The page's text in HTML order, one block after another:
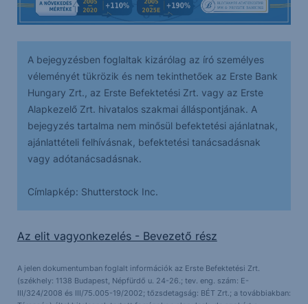
A bejegyzésben foglaltak kizárólag az író személyes
véleményét tükrözik és nem tekinthetőek az Erste Bank
Hungary Zrt., az Erste Befektetési Zrt. vagy az Erste
Alapkezelő Zrt. hivatalos szakmai álláspontjának. A
bejegyzés tartalma nem minősül befektetési ajánlatnak,
ajánlattételi felhívásnak, befektetési tanácsadásnak
vagy adótanácsadásnak.
Címlapkép: Shutterstock Inc.
Az elit vagyonkezelés - Bevezető rész
A jelen dokumentumban foglalt információk az Erste Befektetési Zrt.
(székhely: 1138 Budapest, Népfürdő u. 24-26.; tev. eng. szám: E-
III/324/2008 és III/75.005-19/2002; tőzsdetagság: BÉT Zrt.; a továbbiakban: